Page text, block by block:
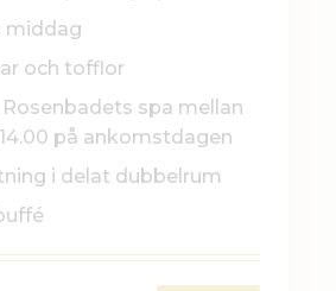
middag
och tofflor
spa mellan
14.00 på ankomstdagen
i delat dubbelrum